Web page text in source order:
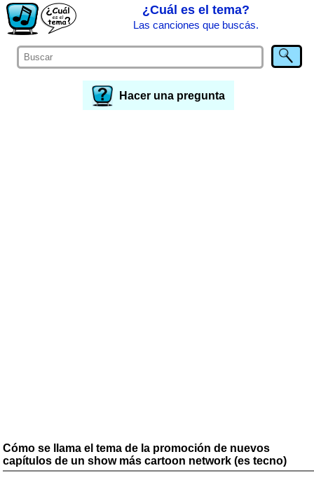
¿Cuál es el tema?
Las canciones que buscás.
Hacer una pregunta
Cómo se llama el tema de la promoción de nuevos
capítulos de un show más cartoon network (es tecno)